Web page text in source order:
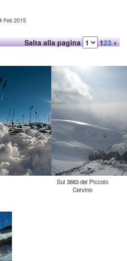
Feb 2015
Salta alla pagina 123
Sui 3883 del Piccolo
Cervino